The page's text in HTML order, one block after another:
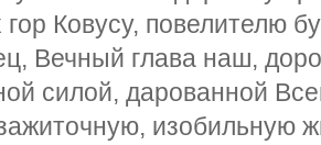
Ковусу, повелителю
Вечный глава наш,
силой, дарованной
изобильную